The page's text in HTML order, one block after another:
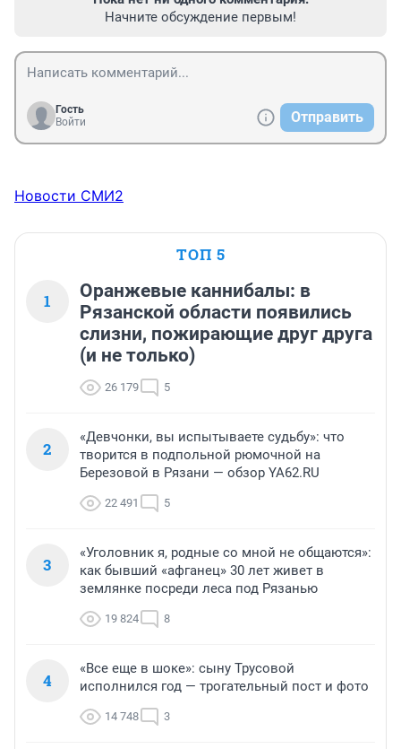
Начните обсуждение первым!
Гость
Войти
Отправить
Новости СМИ2
ТОП 5
1
Оранжевые каннибалы: в
Рязанской области появились
слизни, пожирающие друг друга
(и не только)
26 179 5
2
«Девчонки, вы испытываете судьбу»: что
творится в подпольной рюмочной на
Березовой в Рязани — обзор YA62.RU
22 491 5
3
«Уголовник я, родные со мной не общаются»:
как бывший «афганец» 30 лет живет в
землянке посреди леса под Рязанью
19 824 8
4
«Все еще в шоке»: сыну Трусовой
исполнился год — трогательный пост и фото
14 748 3